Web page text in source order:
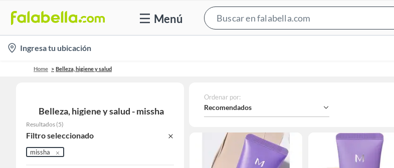
Menú
Bar
location-
icon
Ingresa tu ubicación
Home Belleza, higiene y salud
Belleza, higiene y salud - missha
Resultados (5)
Filtro seleccionado
missha
Ordenar por:
Recomendados